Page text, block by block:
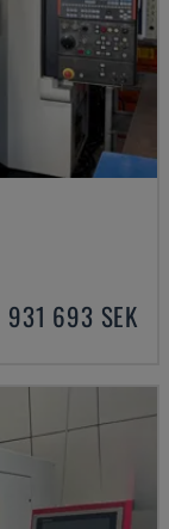
931 693 SEK